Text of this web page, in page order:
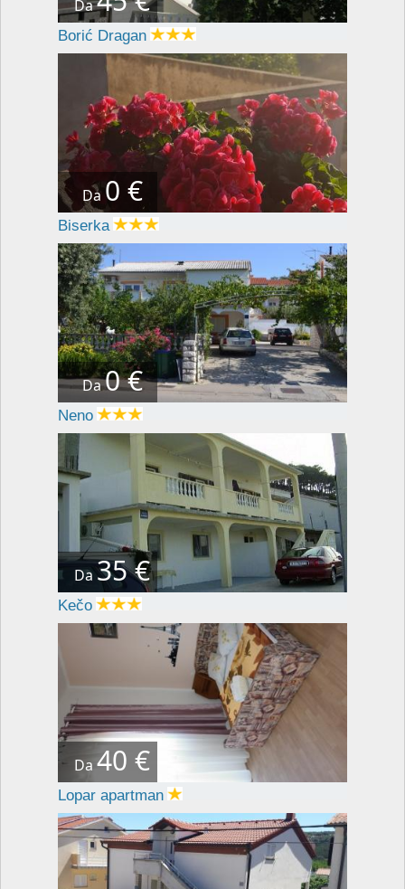
Da
Borić Dragan
Da 0 €
Biserka
Da0 €
Neno
Da 35 €
Kečo
Da 40 €
Lopar apartman